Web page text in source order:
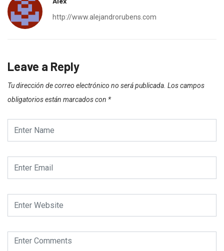
http://www.alejandrorubens.com
Leave a Reply
Tu dirección de correo electrónico no será publicada. Los campos
obligatorios están marcados con *